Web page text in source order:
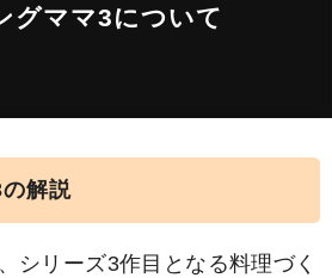
グママ3について
解説
シリーズ3作目となる料理づく